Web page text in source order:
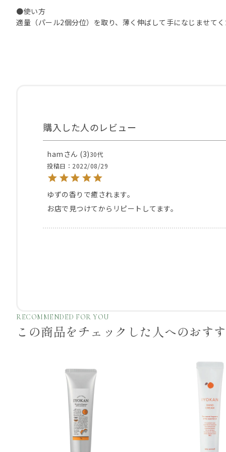
●使い方
適量（パール2個分位）を取り、薄く伸ばして手になじませて
ham 3 30代
投稿日
2022/08/29
ゆずの香りで癒されます。
お店で見つけてからリピートしてます。
RECOMMENDED FOR YOU
この商品をチェックした 人へのおす